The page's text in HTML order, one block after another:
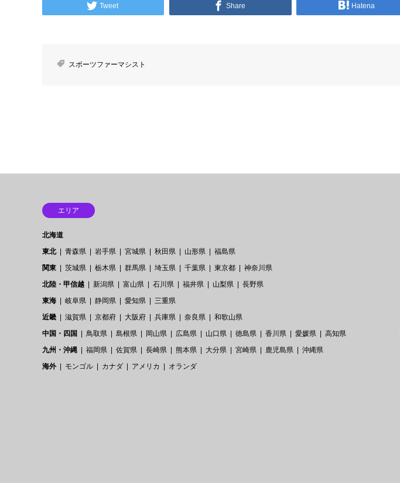
Tweet Share Hatena
スポーツファーマシスト
エリア
北海道
東北
青森県 岩手県 宮城県 秋田県 山形県
福島県
関東
茨城県 栃木県 群馬県 埼玉県 千葉県 東京都
神奈川県
北陸・甲信越
新潟県 富山県 石川県 福井県 山梨県
長野県
東海
岐阜県 静岡県 愛知県
三重県
近畿
滋賀県 京都府 大阪府 兵庫県 奈良県
和歌山県
中国・四国
鳥取県 島根県 岡山県 広島県 山口県 徳島県 香川県 愛媛県
高知県
九州・沖縄
福岡県 佐賀県 長崎県 熊本県 大分県 宮崎県 鹿児島県
沖縄県
海外
モンゴル カナダ アメリカ オランダ